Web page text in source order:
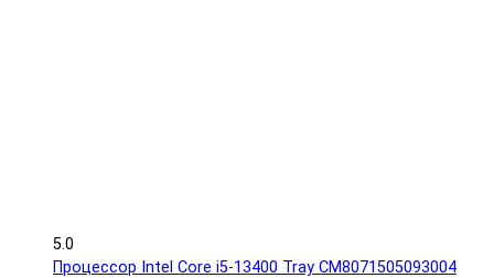
5.0
Процессор Intel Core i5-13400 Tray CM8071505093004